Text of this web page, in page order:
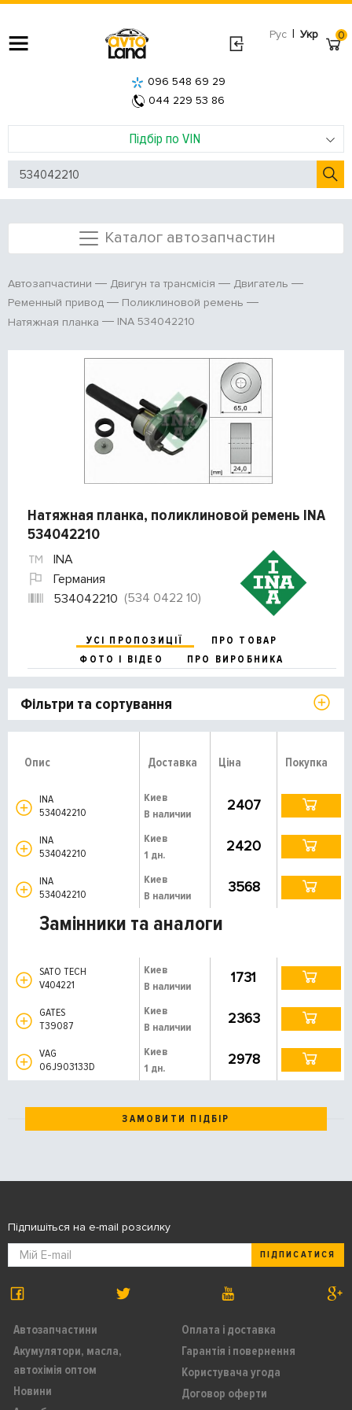
Рус | Укр
Підбір по VIN
096 548 69 29
044 229 53 86
0
Каталог автозапчастин
Автозапчастини Двигун та трансмісія
Двигатель
Ременный привод
Поликлиновой ремень
Натяжная планка
INA 534042210
Натяжная планка, поликлиновой ремень INA
534042210
INA
Германия
534042210 (534 0422 10)
УСІ ПРОПОЗИЦІЇ
ПРО ТОВАР
ФОТО І ВІДЕО
ПРО ВИРОБНИКА
Фільтри та сортування
Опис Доставка Ціна Покупка
INA
534042210
Киев
В наличии
2407
INA
534042210
Киев
1 дн.
2420
INA
534042210
Киев
В наличии
3568
Замінники та аналоги
SATO TECH
V404221
Киев
В наличии
1731
GATES
T39087
Киев
В наличии
2363
VAG
06J903133D
Киев
1 дн.
2978
ЗАМОВИТИ ПІДБІР
Автозапчастини
Акумулятори, масла,
автохімія оптом
Новини
Оплата і доставка
Гарантія і повернення
Користувача угода
Договор оферти
Підпишіться на e-mail розсилку
ПІДПИСАТИСЯ